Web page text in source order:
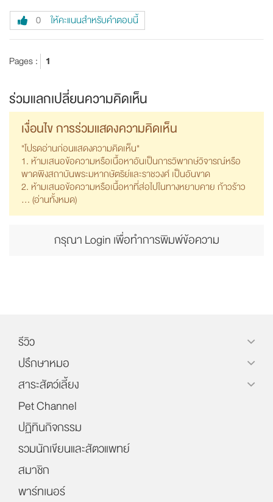
0 ให้คะแนนสำหรับคำตอบนี้
Pages : 1
ร่วมแลกเปลี่ยนความคิดเห็น
เงื่อนไข การร่วมแสดงความคิดเห็น
"โปรดอ่านก่อนแสดงความคิดเห็น"
1. ห้ามเสนอข้อความหรือเนื้อหาอันเป็นการวิพากษ์วิจารณ์หรือ
พาดพิงสถาบันพระมหากษัตริย์และราชวงศ์ เป็นอันขาด
2. ห้ามเสนอข้อความหรือเนื้อหาที่ส่อไปในทางหยาบคาย ก้าวร้าว
... (อ่านทั้งหมด)
กรุณา Login เพื่อทำการพิมพ์ข้อความ
รีวิว
ปรึกษาหมอ
สาระสัตว์เลี้ยง
Pet Channel
ปฏิทินกิจกรรม
รวมนักเขียนและสัตวแพทย์
สมาชิก
พาร์ทเนอร์